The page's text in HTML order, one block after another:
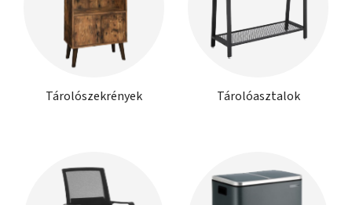
Tárolószekrények Tárolóasztalok